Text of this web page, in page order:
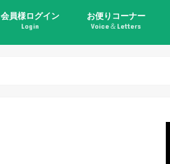
会員様ログイン
Login
お便りコーナー
Voice＆Letters